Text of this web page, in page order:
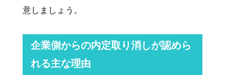
意しましょう。
企業側からの内定取り消しが認めら
れる主な理由